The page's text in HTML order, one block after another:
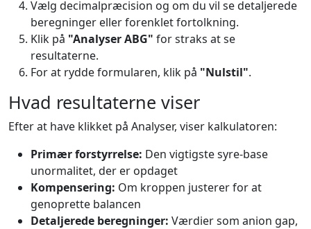
Vælg decimalpræcision og om du vil se detaljerede
beregninger eller forenklet fortolkning.
Klik på "Analyser ABG" for straks at se
resultaterne.
For at rydde formularen, klik på "Nulstil".
Hvad resultaterne viser
Efter at have klikket på Analyser, viser kalkulatoren:
Primær forstyrrelse: Den vigtigste syre-base
unormalitet, der er opdaget
Kompensering: Om kroppen justerer for at
genoprette balancen
Detaljerede beregninger: Værdier som anion gap,